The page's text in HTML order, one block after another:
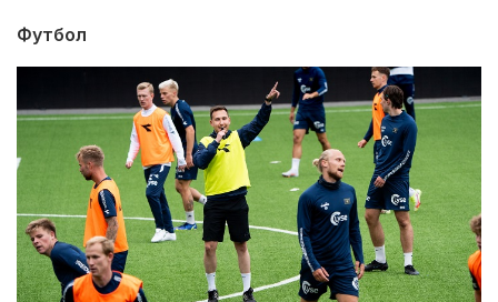
Футбол